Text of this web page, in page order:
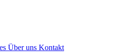
Über uns Kontakt